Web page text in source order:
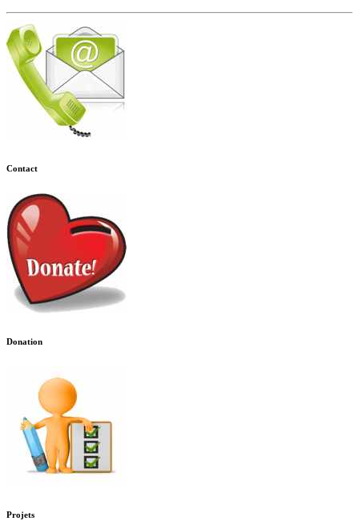
Contact
Donation
Projets